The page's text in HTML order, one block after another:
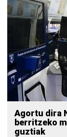
Agortu dira
berritzeko
guztiak